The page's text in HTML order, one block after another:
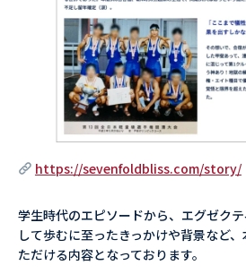
https://sevenfoldbliss.com/story/
学生時代のエピソードから、エグゼク
して歩むに至ったきっかけや背景など
ただける内容となっております。